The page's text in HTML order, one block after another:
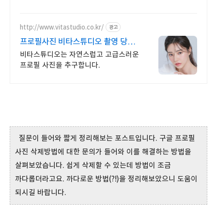
http://www.vitastudio.co.kr/ 광고
프로필사진 비타스튜디오 촬영 당일
1:1 사진수정
비타스튜디오는 자연스럽고 고급스러운
프로필 사진을 추구합니다.
질문이 들어와 짧게 정리해보는 포스트입니다. 구글 프로필
사진 삭제방법에 대한 문의가 들어와 이를 해결하는 방법을
살펴보았습니다. 쉽게 삭제할 수 있는데 방법이 조금
까다롭더라고요. 까다로운 방법(?!)을 정리해보았으니 도움이
되시길 바랍니다.